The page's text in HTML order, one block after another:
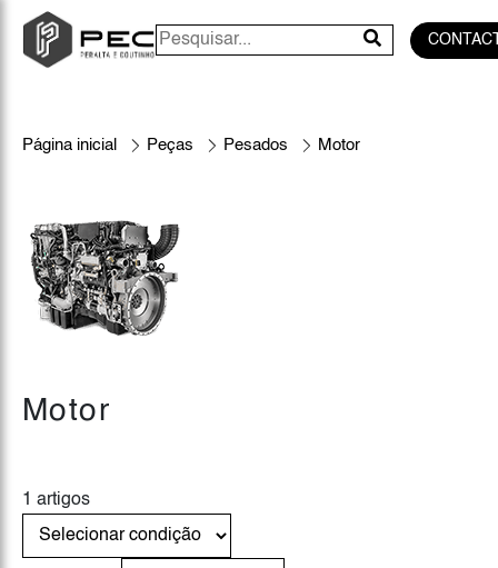
Página inicial Peças Pesados Motor
Motor
1 artigos